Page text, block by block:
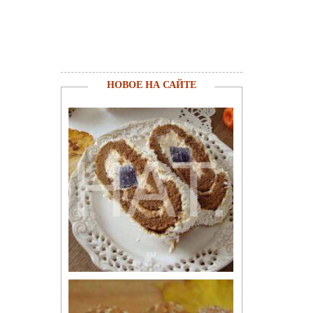
НОВОЕ НА САЙТЕ